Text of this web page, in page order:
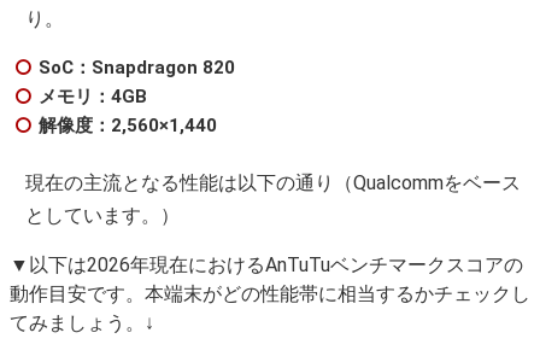
り。
SoC：Snapdragon 820
メモリ：4GB
解像度：2,560×1,440
現在の主流となる性能は以下の通り（Qualcommをベース
としています。）
▼以下は2026年現在におけるAnTuTuベンチマークスコアの
動作目安です。本端末がどの性能帯に相当するかチェックし
てみましょう。↓